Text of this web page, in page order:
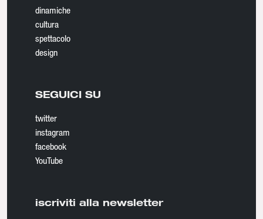
dinamiche
cultura
spettacolo
design
SEGUICI SU
twitter
instagram
facebook
YouTube
iscriviti alla newsletter